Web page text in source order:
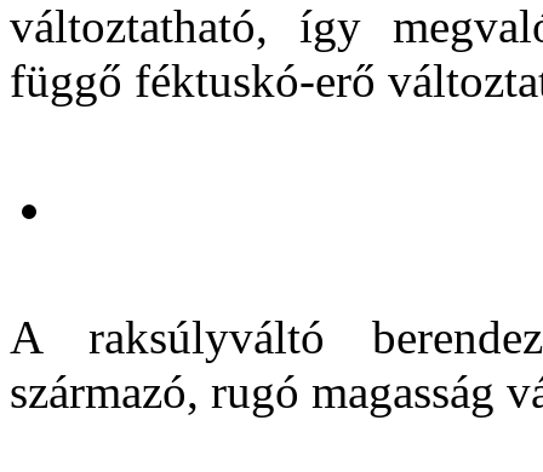
változtatható, így
függő féktuskó-erő
A raksúlyváltó
származó, rugó magasság